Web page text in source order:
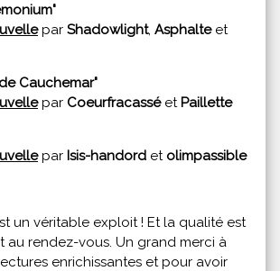
par Shadowlight, Asphalteet
Cauchemar"
par Coeurfracasséet Paillette
par Isis-handord et olimpassible
un véritable exploit ! Et la qualité est
au rendez-vous. Un grand merci à
enrichissantes et pour avoir